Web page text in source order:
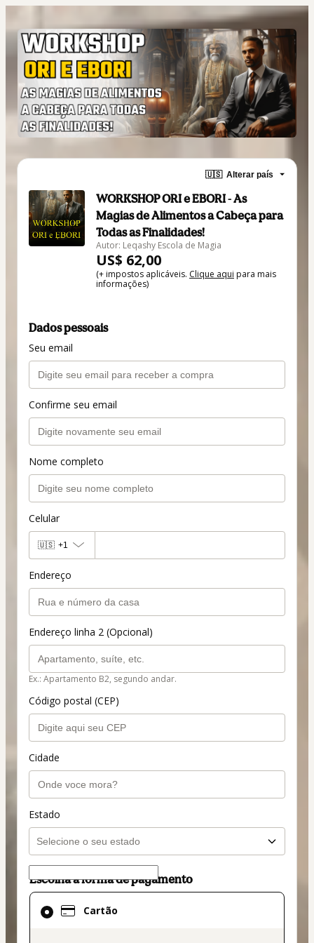
🇺🇸 Alterar país
WORKSHOP ORI e EBORI - As
Magias de Alimentos a Cabeça para
Todas as Finalidades!
Autor: Leqashy Escola de Magia
US$ 62,00
(+ impostos aplicáveis. Clique aqui para mais
informações)
Dados pessoais
Seu email
Confirme seu email
Nome completo
Celular
🇺🇸 +1
Endereço
Endereço linha 2 (Opcional)
Ex.: Apartamento B2, segundo andar.
Código postal (CEP)
Cidade
Estado
Escolha a forma de pagamento
Cartão
Cartão
selecionado